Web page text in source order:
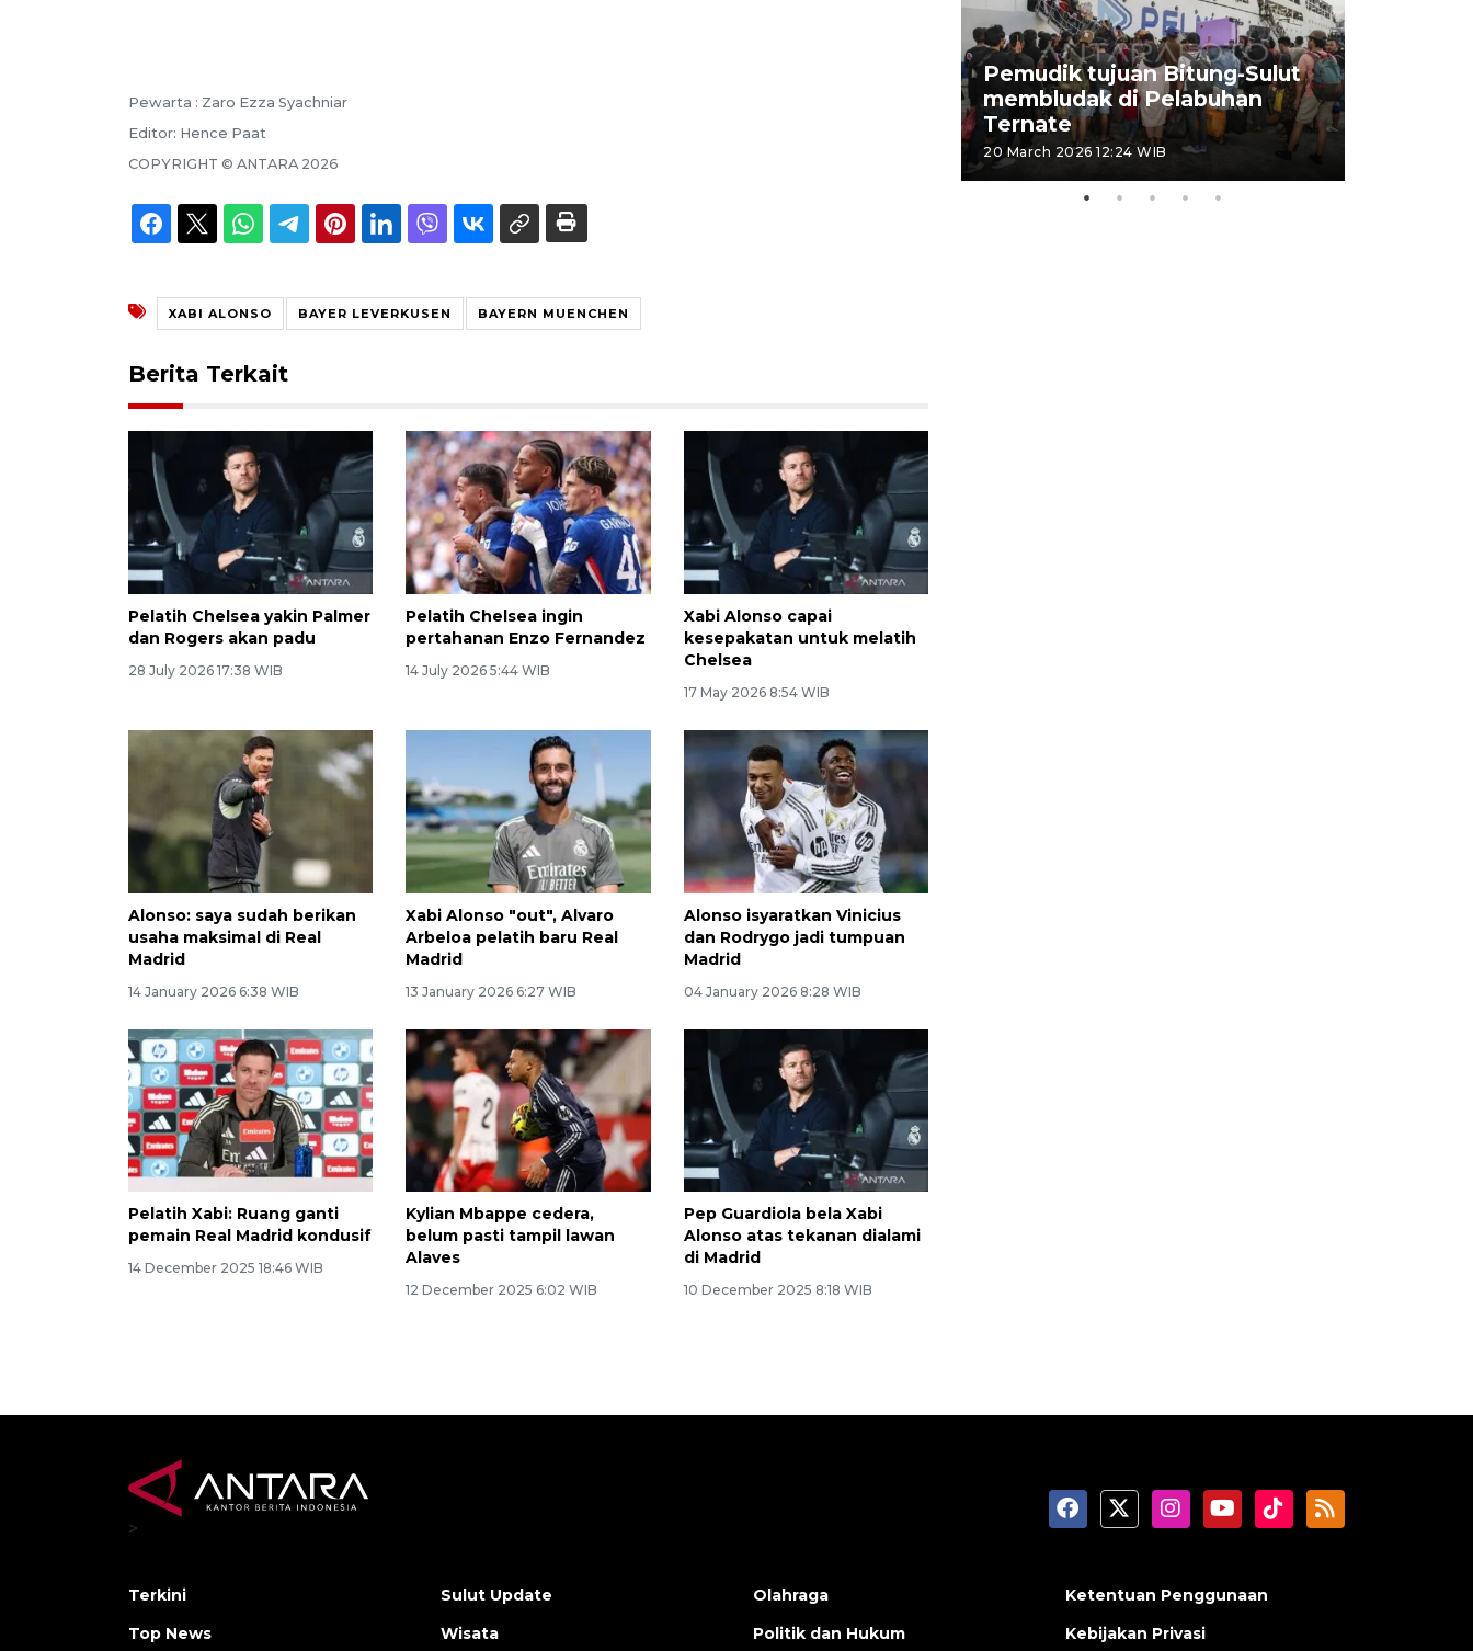
Pewarta : Zaro Ezza Syachniar
Editor: Hence Paat
COPYRIGHT © ANTARA 2026
XABI ALONSO BAYER LEVERKUSEN BAYERN MUENCHEN
Berita Terkait
Pelatih Chelsea yakin Palmer
dan Rogers akan padu
28 July 2026 17:38 WIB
Pelatih Chelsea ingin
pertahanan Enzo Fernandez
14 July 2026 5:44 WIB
Xabi Alonso capai
kesepakatan untuk melatih
Chelsea
17 May 2026 8:54 WIB
Alonso: saya sudah berikan
usaha maksimal di Real
Madrid
14 January 2026 6:38 WIB
Xabi Alonso "out", Alvaro
Arbeloa pelatih baru Real
Madrid
13 January 2026 6:27 WIB
Alonso isyaratkan Vinicius
dan Rodrygo jadi tumpuan
Madrid
04 January 2026 8:28 WIB
Pelatih Xabi: Ruang ganti
pemain Real Madrid kondusif
14 December 2025 18:46 WIB
Kylian Mbappe cedera,
belum pasti tampil lawan
Alaves
12 December 2025 6:02 WIB
Pep Guardiola bela Xabi
Alonso atas tekanan dialami
di Madrid
10 December 2025 8:18 WIB
Pemudik tujuan Bitung-Sulut
membludak di Pelabuhan
Ternate
20 March 2026 12:24 WIB
>
Terkini
Top News
Sulut Update
Wisata
Olahraga
Politik dan Hukum
Ketentuan Penggunaan
Kebijakan Privasi